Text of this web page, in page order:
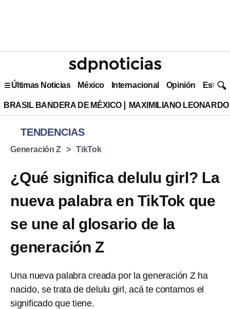
Últimas Noticias México Internacional Opinión Estilo
BRASIL BANDERA DE MÉXICO MAXIMILIANO
TENDENCIAS
Generación Z TikTok
¿Qué significa delulu girl? La
nueva palabra en TikTok que
se une al glosario de la
generación Z
Una nueva palabra creada por la generación Z ha
nacido, se trata de delulu girl, acá te contamos el
significado que tiene.